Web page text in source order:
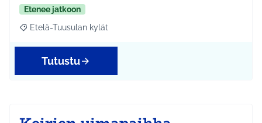
Etenee jatkoon
Rajaa tulokset aihepiirin mukaan: Etelä-Tuusulan kylät
Etelä-Tuusulan kylät
Tutustu